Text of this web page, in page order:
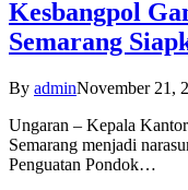
Kesbangpol
Semarang
By adminNovember 21,
Ungaran – Kepala
Semarang menjadi
Penguatan Pondok…